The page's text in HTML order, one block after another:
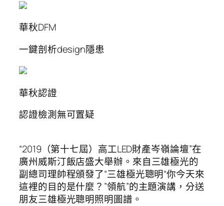
華秋DFM
一鍵剖析design隱患
華秋認證
認證檢測無可置疑
“2019（第十七屆）高工LED財產岑嶺論壇”在
廣州威斯汀飯店盛大舉辦。來自三雄極光的
副總司理帥程頒發了“三雄極光聰明“你今天來
這裡的目的是什麼？”領航”的主題演講，分送
朋友三雄極光聰明照明圖譜。